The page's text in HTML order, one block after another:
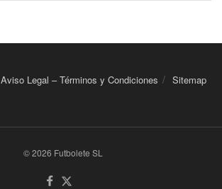
Aviso Legal – Términos y Condiciones Sitemap
© 2026 Futbolete SL